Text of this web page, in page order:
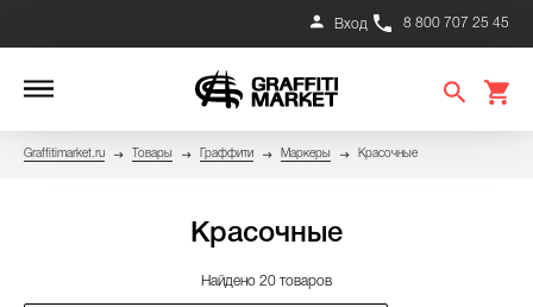
8 800 707 25 45
Вход
Graffitimarket.ru Товары Граффити Маркеры Красочные
Красочные
Найдено 20 товаров